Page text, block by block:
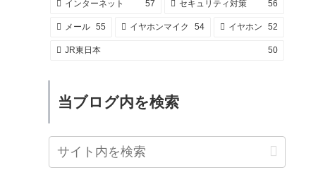
インターネット 57 セキュリティ対策 56
メール 55 イヤホンマイク 54 イヤホン 52
JR東日本 50
当ブログ内を検索